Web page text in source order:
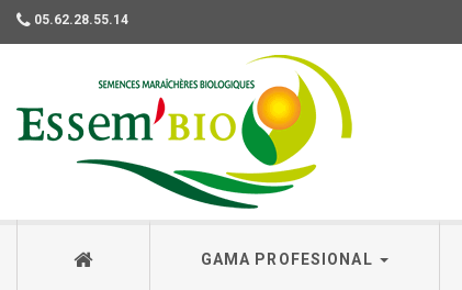
05.62.28.55.14
GAMA PROFESIONAL